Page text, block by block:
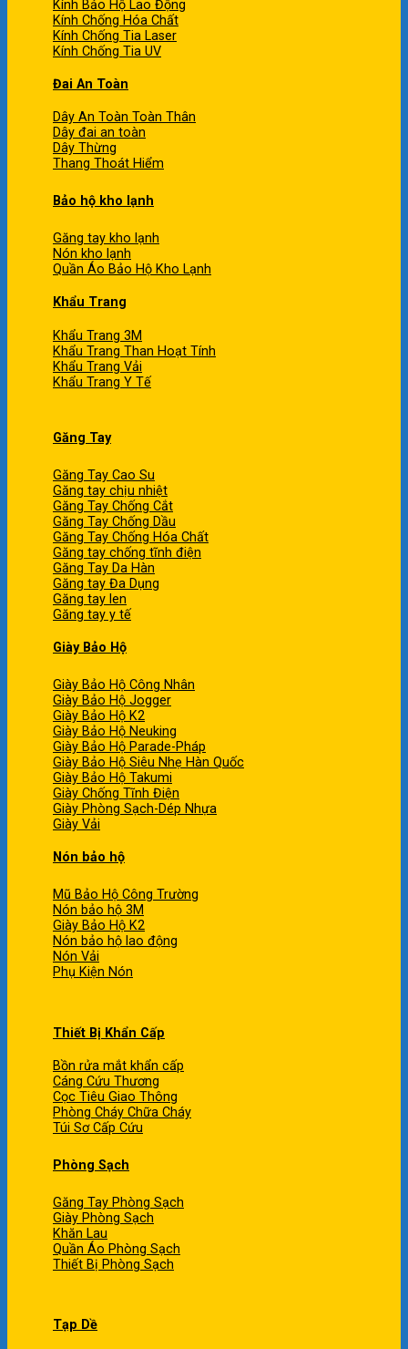
Kính Bảo Hộ Lao Động
Kính Chống Hóa Chất
Kính Chống Tia Laser
Kính Chống Tia UV
Đai An Toàn
Dây An Toàn Toàn Thân
Dây đai an toàn
Dây Thừng
Thang Thoát Hiểm
Bảo hộ kho lạnh
Găng tay kho lạnh
Nón kho lạnh
Quần Áo Bảo Hộ Kho Lạnh
Khẩu Trang
Khẩu Trang 3M
Khẩu Trang Than Hoạt Tính
Khẩu Trang Vải
Khẩu Trang Y Tế
Găng Tay
Găng Tay Cao Su
Găng tay chịu nhiệt
Găng Tay Chống Cắt
Găng Tay Chống Dầu
Găng Tay Chống Hóa Chất
Găng tay chống tĩnh điện
Găng Tay Da Hàn
Găng tay Đa Dụng
Găng tay len
Găng tay y tế
Giày Bảo Hộ
Giày Bảo Hộ Công Nhân
Giày Bảo Hộ Jogger
Giày Bảo Hộ K2
Giày Bảo Hộ Neuking
Giày Bảo Hộ Parade-Pháp
Giày Bảo Hộ Siêu Nhẹ Hàn Quốc
Giày Bảo Hộ Takumi
Giày Chống Tĩnh Điện
Giày Phòng Sạch-Dép Nhựa
Giày Vải
Nón bảo hộ
Mũ Bảo Hộ Công Trường
Nón bảo hộ 3M
Giày Bảo Hộ K2
Nón bảo hộ lao động
Nón Vải
Phụ Kiện Nón
Thiết Bị Khẩn Cấp
Bồn rửa mắt khẩn cấp
Cáng Cứu Thương
Cọc Tiêu Giao Thông
Phòng Cháy Chữa Cháy
Túi Sơ Cấp Cứu
Phòng Sạch
Găng Tay Phòng Sạch
Giày Phòng Sạch
Khăn Lau
Quần Áo Phòng Sạch
Thiết Bị Phòng Sạch
Tạp Dề